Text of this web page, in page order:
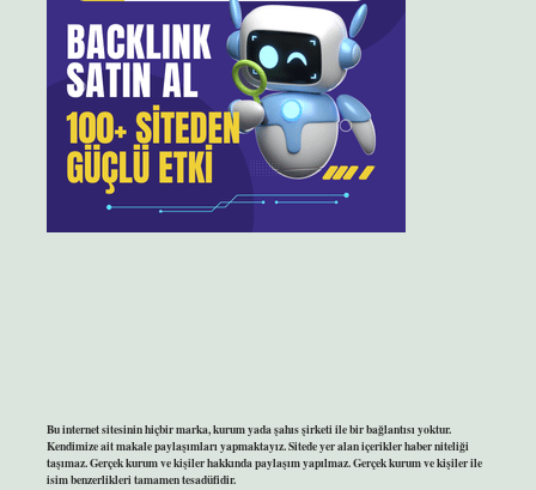
Bu internet sitesinin hiçbir marka, kurum yada şahıs şirketi ile bir bağlantısı yoktur.
Kendimize ait makale paylaşımları yapmaktayız. Sitede yer alan içerikler haber niteliği
taşımaz. Gerçek kurum ve kişiler hakkında paylaşım yapılmaz. Gerçek kurum ve kişiler ile
isim benzerlikleri tamamen tesadüfidir.